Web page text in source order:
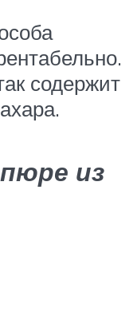
содержит
из